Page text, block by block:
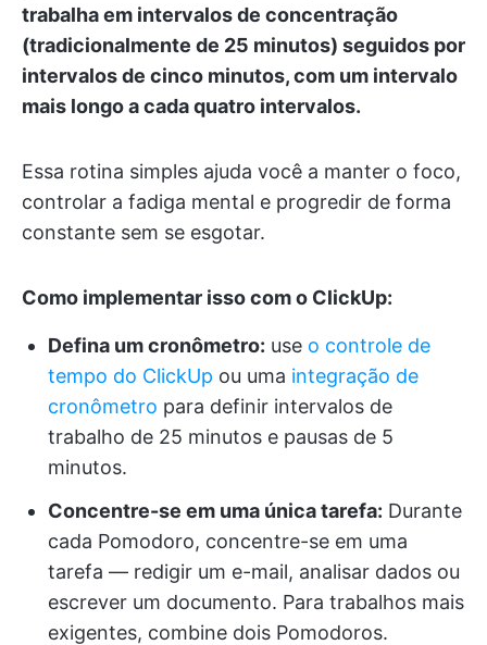
trabalha em intervalos de concentração
(tradicionalmente de 25 minutos) seguidos por
intervalos de cinco minutos, com um intervalo
mais longo a cada quatro intervalos.
Essa rotina simples ajuda você a manter o foco,
controlar a fadiga mental e progredir de forma
constante sem se esgotar.
Como implementar isso com o ClickUp:
Defina um cronômetro: use o controle de
tempo do ClickUp ou uma integração de
cronômetro para definir intervalos de
trabalho de 25 minutos e pausas de 5
minutos.
Concentre-se em uma única tarefa: Durante
cada Pomodoro, concentre-se em uma
tarefa — redigir um e-mail, analisar dados ou
escrever um documento. Para trabalhos mais
exigentes, combine dois Pomodoros.